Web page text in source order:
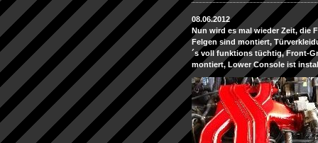
08.06.2012
Nun wird es mal wieder Zeit, die
Felgen sind montiert,
´s voll funktions tüchtig, Front-
montiert, Lower Console ist